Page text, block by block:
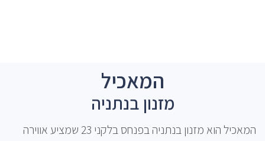
המאכיל
מזנון בנתניה
המאכיל הוא מזנון בנתניה בפנחס בלקני 23 שמציע אווירה